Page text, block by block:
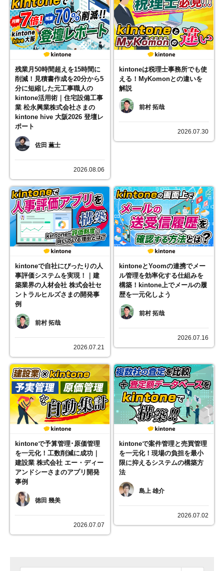
残業月50時間超えを15時間に
削減！見積書作成を20分から5
分に短縮した元工事職人の
kintone活用術｜住宅設備工事
業 松永興業株式会社さまの
kintone hive 大阪2026 登壇レ
ポート
佐田 薫士
2026.08.06
kintoneは税理士事務所でも使
える！MyKomonとの違いを
解説
前村 拓哉
2026.07.30
kintoneで自社にぴったりの人
事評価システムを実現！｜建
築業界の人材会社 株式会社セ
ントラルヒルズさまの開発事
例
前村 拓哉
2026.07.21
kintoneとYoomの連携でメー
ル管理を効率化する仕組みを
構築！kintone上でメールの履
歴を一元化しよう
前村 拓哉
2026.07.16
kintoneで予算管理･原価管理
を一元化！工数削減に成功｜
建設業 株式会社 エー・ディー
アンドシーさまのアプリ開発
事例
徳田 幾美
2026.07.07
kintoneで案件管理と売買管理
を一元化！現場の負担を最小
限に抑えるシステムの構築方
法
島上 雄介
2026.07.02